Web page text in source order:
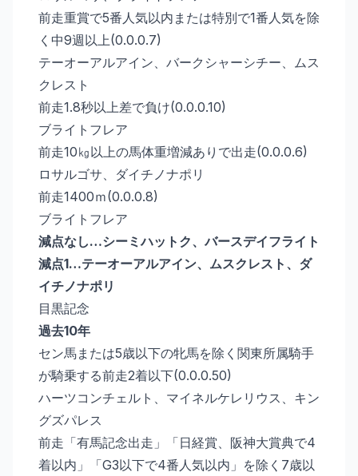
前走重賞で5番人気以内または特別で1番人気を除
く中9週以上(0.0.0.7)
テーオーアルアイン、バークシャーシチー、ムス
クレスト
前走1.8秒以上差で負け(0.0.0.10)
ブライトフレア
前走10㎏以上の馬体重増減ありで出走(0.0.0.6)
ロサルゴサ、ダイチノナポリ
前走1400ｍ(0.0.0.8)
ブライトフレア
減点なし…シーミハットク、バースデイフライト
減点1…テーオーアルアイン、ムスクレスト、ダ
イチノナポリ
目黒記念
過去10年
セン馬または5歳以下の牝馬を除く関東所属騎手
が騎乗する前走2着以下(0.0.0.50)
ハーツコンチェルト、マイネルケレリウス、キン
グズパレス
前走「有馬記念出走」「日経賞、阪神大賞典で4
着以内」「G3以下で4番人気以内」を除く7歳以